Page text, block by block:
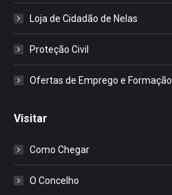
Loja de Cidadão de Nelas
Proteção Civil
Ofertas de Emprego e Formação
Visitar
Como Chegar
O Concelho